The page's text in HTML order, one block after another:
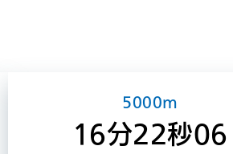
5000m
16分22秒06